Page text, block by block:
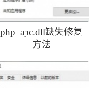
php_apc.dll缺失修复
方法